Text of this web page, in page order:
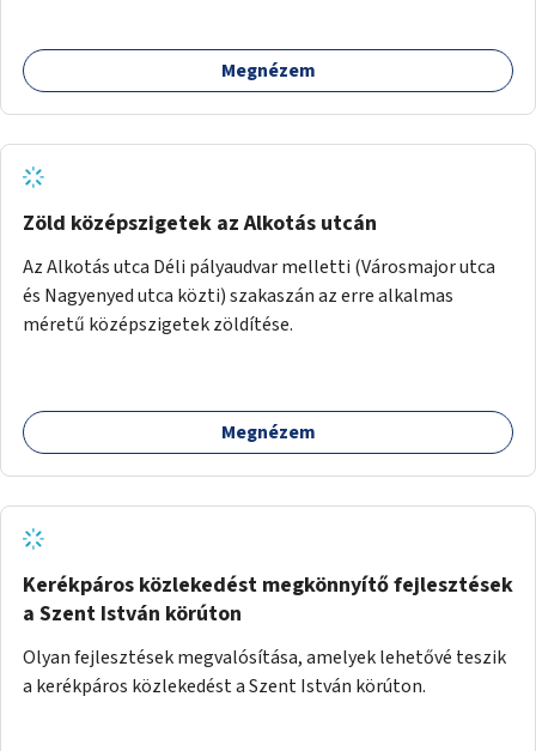
Megnézem
Zöld középszigetek az Alkotás utcán
Az Alkotás utca Déli pályaudvar melletti (Városmajor utca
és Nagyenyed utca közti) szakaszán az erre alkalmas
méretű középszigetek zöldítése.
Megnézem
Kerékpáros közlekedést megkönnyítő fejlesztések
a Szent István körúton
Olyan fejlesztések megvalósítása, amelyek lehetővé teszik
a kerékpáros közlekedést a Szent István körúton.